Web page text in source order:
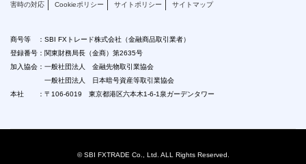
害時の対応
Cookieポリシー サイトポリシー サイトマップ
商号等 ：SBI FXトレード株式会社（金融商品取引業者）
登録番号：関東財務局長（金商）第2635号
加入協会：一般社団法人 金融先物取引業協会
一般社団法人 日本暗号資産等取引業協会
本社 ：〒106-6019 東京都港区六本木1-6-1泉ガーデンタワー
© SBI FXTRADE Co., Ltd. ALL Rights Reserved.